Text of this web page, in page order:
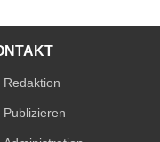
Redaktion
Publizieren